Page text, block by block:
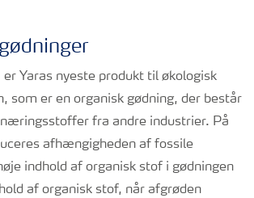
Yaras nyeste produkt til økologisk
som er en organisk gødning, der består
fra andre industrier. På
afhængigheden af fossile
indhold af organisk stof i gødningen
af organisk stof, når afgrøden